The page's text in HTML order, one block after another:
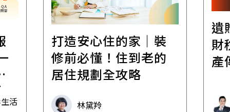
活
打造安心住的家｜裝
修前必懂！住到老的
居住規劃全攻略
林黛羚
遺
財
產